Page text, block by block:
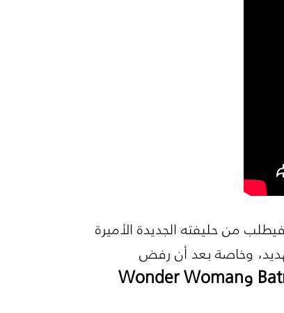
من حليفته الجديدة الأميرة
وخاصة بعد أن رفض
وWonder Woman